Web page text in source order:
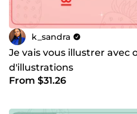
k_sandra
Je vais vous illustrer avec
d'illustrations
From $31.26